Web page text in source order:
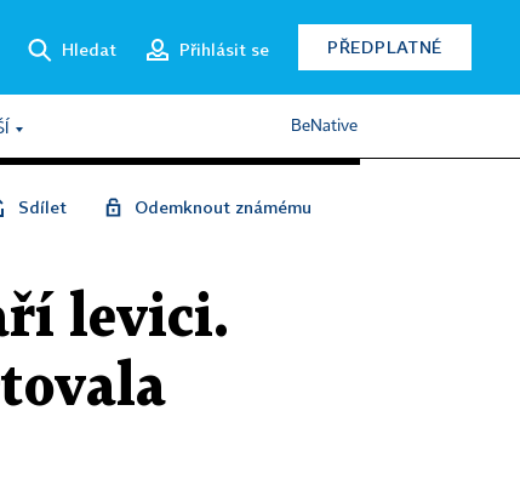
Hledat Přihlásit se PŘEDPLATNÉ
BeNative
Sdílet Odemknout známému
levici.